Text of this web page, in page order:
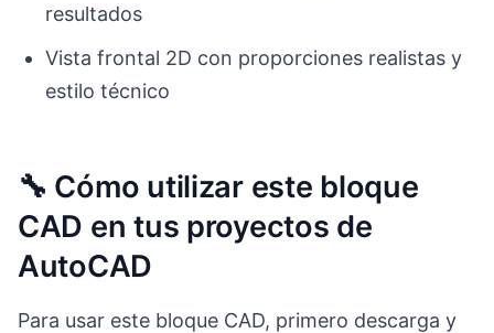
resultados
Vista frontal 2D con proporciones realistas y
estilo técnico
🔧 Cómo utilizar este bloque
CAD en tus proyectos de
AutoCAD
Para usar este bloque CAD, primero descarga y